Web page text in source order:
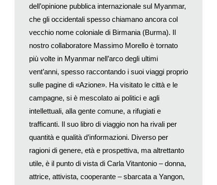
confronto all’ultimo anno normale, il 2019. Naturalmente le
principali destinazioni turistiche messicane hanno registrato
subito un balzo verso l’alto dei contagi, a cominciare dalla
È un esempio da manuale delle conseguenze dell’apertura al
turismo di un Paese il cui piano vaccinale è ancora indietro
(solo il 16% dei messicani è vaccinato rispetto al 56% degli
americani); la presenza di turisti infatti richiama lavoratori del
settore (alberghi, ristoranti eccetera) e quindi favorisce la
diffusione della malattia anche quando i turisti non sono la
causa diretta del contagio. Inoltre, i turisti americani, protetti
mascherina rispetto ai locali, anche se questa condotta mette
a rischio gli altri, compresi i propri connazionali dopo il ritorno;
anche un vaccinato infatti può ammalarsi (sebbene di solito
dell’opinione pubblica internazionale sul Myanmar,
che gli occidentali spesso chiamano ancora col
vecchio nome coloniale di Birmania (Burma). Il
nostro collaboratore Massimo Morello è tornato
più volte in Myanmar nell’arco degli ultimi
vent’anni, spesso raccontando i suoi viaggi proprio
sulle pagine di «Azione». Ha visitato le città e le
campagne, si è mescolato ai politici e agli
intellettuali, alla gente comune, a rifugiati e
trafficanti. Il suo libro di viaggio non ha rivali per
quantità e qualità d’informazioni. Diverso per
ragioni di genere, età e prospettiva, ma altrettanto
utile, è il punto di vista di Carla Vitantonio – donna,
attrice, attivista, cooperante – sbarcata a Yangon,